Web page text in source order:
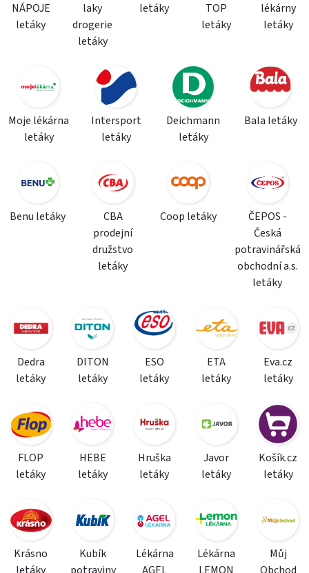
NÁPOJE
letáky
laky
drogerie
letáky
letáky
TOP
letáky
lékárny
letáky
Moje lékárna
letáky
Intersport
letáky
Deichmann
letáky
Bala letáky
Benu letáky
CBA
prodejní
družstvo
letáky
Coop letáky
ČEPOS -
Česká
potravinářská
obchodní a.s.
letáky
Dedra
letáky
DITON
letáky
ESO
letáky
ETA
letáky
Eva.cz
letáky
FLOP
letáky
HEBE
letáky
Hruška
letáky
Javor
letáky
Košík.cz
letáky
Krásno
Kubík
Lékárna
Lékárna
Můj